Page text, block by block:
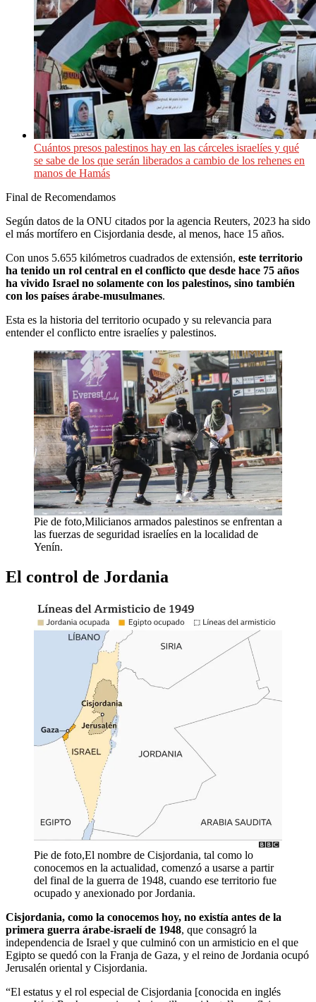
Cuántos presos palestinos hay en las cárceles israelíes y qué
se sabe de los que serán liberados a cambio de los rehenes en
manos de Hamás
Final de Recomendamos
Según datos de la ONU citados por la agencia Reuters, 2023 ha sido
el más mortífero en Cisjordania desde, al menos, hace 15 años.
Con unos 5.655 kilómetros cuadrados de extensión, este territorio
ha tenido un rol central en el conflicto que desde hace 75 años
ha vivido Israel no solamente con los palestinos, sino también
con los países árabe-musulmanes.
Esta es la historia del territorio ocupado y su relevancia para
entender el conflicto entre israelíes y palestinos.
Pie de foto,Milicianos armados palestinos se enfrentan a
las fuerzas de seguridad israelíes en la localidad de
Yenín.
El control de Jordania
Pie de foto,El nombre de Cisjordania, tal como lo
conocemos en la actualidad, comenzó a usarse a partir
del final de la guerra de 1948, cuando ese territorio fue
ocupado y anexionado por Jordania.
Cisjordania, como la conocemos hoy, no existía antes de la
primera guerra árabe-israelí de 1948, que consagró la
independencia de Israel y que culminó con un armisticio en el que
Egipto se quedó con la Franja de Gaza, y el reino de Jordania ocupó
Jerusalén oriental y Cisjordania.
“El estatus y el rol especial de Cisjordania [conocida en inglés